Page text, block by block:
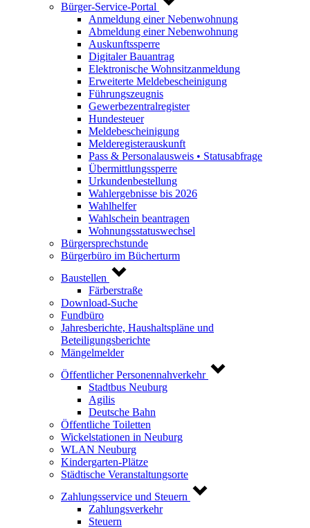
Bürger-Service-Portal
Anmeldung einer Nebenwohnung
Abmeldung einer Nebenwohnung
Auskunftssperre
Digitaler Bauantrag
Elektronische Wohnsitzanmeldung
Erweiterte Meldebescheinigung
Führungszeugnis
Gewerbezentralregister
Hundesteuer
Meldebescheinigung
Melderegisterauskunft
Pass & Personalausweis • Statusabfrage
Übermittlungssperre
Urkundenbestellung
Wahlergebnisse bis 2026
Wahlhelfer
Wahlschein beantragen
Wohnungsstatuswechsel
Bürgersprechstunde
Bürgerbüro im Bücherturm
Baustellen
Färberstraße
Download-Suche
Fundbüro
Jahresberichte, Haushaltspläne und
Beteiligungsberichte
Mängelmelder
Öffentlicher Personennahverkehr
Stadtbus Neuburg
Agilis
Deutsche Bahn
Öffentliche Toiletten
Wickelstationen in Neuburg
WLAN Neuburg
Kindergarten-Plätze
Städtische Veranstaltungsorte
Zahlungsservice und Steuern
Zahlungsverkehr
Steuern